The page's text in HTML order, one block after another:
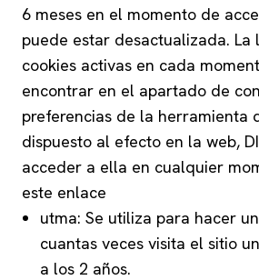
6 meses en el momento de
puede estar desactualizada. La
cookies activas en cada
encontrar en el apartado de
preferencias de la herramienta
dispuesto al efecto en la web,
acceder a ella en cualquier
este enlace
utma: Se utiliza para hacer
cuantas veces visita el sitio
a los 2 años.